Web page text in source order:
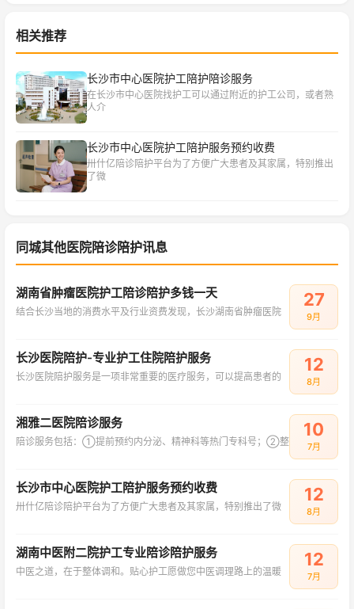
相关推荐
长沙市中心医院护工陪护陪诊服务
在长沙市中心医院找护工可以通过附近的护工公司，或者熟
人介
长沙市中心医院护工陪护服务预约收费
卅什亿陪诊陪护平台为了方便广大患者及其家属，特别推出
了微
同城其他医院陪诊陪护讯息
湖南省肿瘤医院护工陪诊陪护多钱一天
结合长沙当地的消费水平及行业资费发现，长沙湖南省肿瘤医院
27
9月
长沙医院陪护-专业护工住院陪护服务
长沙医院陪护服务是一项非常重要的医疗服务，可以提高患者的
12
8月
湘雅二医院陪诊服务
陪诊服务包括：①提前预约内分泌、精神科等热门专科号；②整
10
7月
长沙市中心医院护工陪护服务预约收费
卅什亿陪诊陪护平台为了方便广大患者及其家属，特别推出了微
12
8月
湖南中医附二院护工专业陪诊陪护服务
中医之道，在于整体调和。贴心护工愿做您中医调理路上的温暖
12
7月